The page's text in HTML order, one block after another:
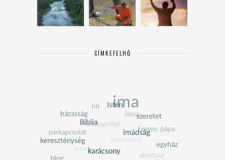
CÍMKEFELHŐ